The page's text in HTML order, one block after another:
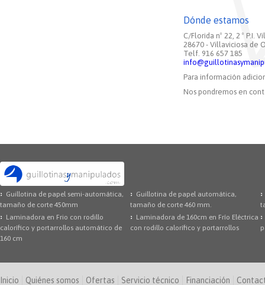
Dónde estamos
C/Florida nº 22, 2 º P.I.
28670 - Villaviciosa de
Telf. 916 657 185
Para información
Nos pondremos en
Guillotina de papel semi-automática,
tamaño de corte 450mm
Guillotina de papel automática,
tamaño de corte 460 mm.
Laminadora en Frio con rodillo
calorífico y portarrollos automático de
160 cm
Laminadora de 160cm en Frío Eléctrica
con rodillo calorífico y portarrollos
Inicio Quiénes somos Ofertas Servicio técnico Financiación